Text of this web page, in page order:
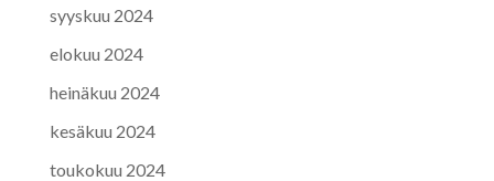
syyskuu 2024
elokuu 2024
heinäkuu 2024
kesäkuu 2024
toukokuu 2024